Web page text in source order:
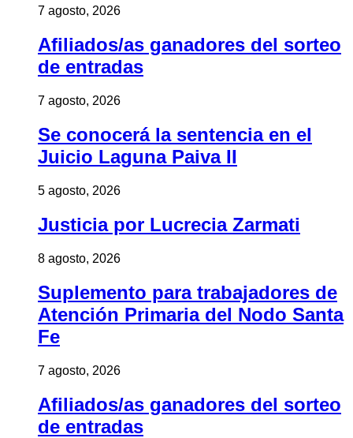
7 agosto, 2026
Afiliados/as ganadores del sorteo
de entradas
7 agosto, 2026
Se conocerá la sentencia en el
Juicio Laguna Paiva II
5 agosto, 2026
Justicia por Lucrecia Zarmati
8 agosto, 2026
Suplemento para trabajadores de
Atención Primaria del Nodo Santa
Fe
7 agosto, 2026
Afiliados/as ganadores del sorteo
de entradas